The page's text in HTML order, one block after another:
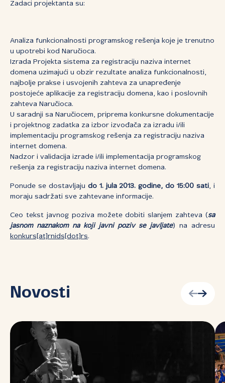
Zadaci projektanta su:
Analiza funkcionalnosti programskog rešenja koje je trenutno
u upotrebi kod Naručioca.
Izrada Projekta sistema za registraciju naziva internet
domena uzimajući u obzir rezultate analiza funkcionalnosti,
najbolje prakse i usvojenih zahteva za unapređenje
postojeće aplikacije za registraciju domena, kao i poslovnih
zahteva Naručioca.
U saradnji sa Naručiocem, priprema konkursne dokumentacije
i projektnog zadatka za izbor izvođača za izradu i/ili
implementaciju programskog rešenja za registraciju naziva
internet domena.
Nadzor i validacija izrade i/ili implementacija programskog
rešenja za registraciju naziva internet domena.
Ponude se dostavljaju do 1. jula 2013. godine, do 15:00 sati, i
moraju sadržati sve zahtevane informacije.
Ceo tekst javnog poziva možete dobiti slanjem zahteva (sa
jasnom naznakom na koji javni poziv se javljate) na adresu
konkurs[at]rnids[dot]rs.
Novosti